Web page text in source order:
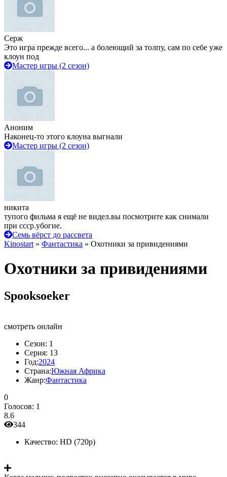
Серж
Это игра прежде всего... а болеющий за толпу, сам по себе уже
клоун под
Мастер игры (2 сезон)
Аноним
Наконец-то этого клоуна выгнали
Мастер игры (2 сезон)
никита
тупого фильма я ещё не видел.вы посмотрите как снимали
при ссср.убогие.
Семь вёрст до рассвета
Kinostart » Фантастика » Охотники за привидениями
Охотники за привидениями
Spooksoeker
смотреть онлайн
Сезон: 1
Серия: 13
Год:2024
Страна:Южная Африка
Жанр:Фантастика
0
Голосов: 1
8.6
344
Качество: HD (720p)